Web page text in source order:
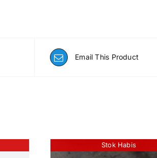
Email This Product
Stok Habis